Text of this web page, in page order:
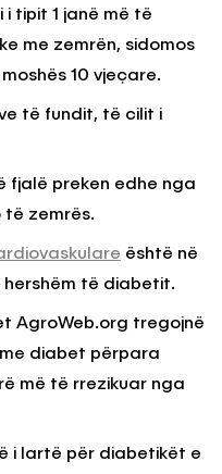
tipit 1 janë më të
me zemrën, sidomos
10 vjeçare.
të fundit, të cilit i
fjalë preken edhe nga
të zemrës.
është në
hershëm të diabetit.
AgroWeb.org tregojnë
diabet përpara
më të rrezikuar nga
i lartë për diabetikët e